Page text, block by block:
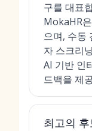
구를 대표
MokaHR
으며, 수동
자 스크리
AI 기반 인
드백을 제
최고의